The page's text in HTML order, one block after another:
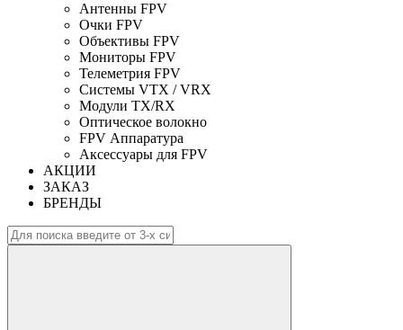
Антенны FPV
Очки FPV
Объективы FPV
Мониторы FPV
Телеметрия FPV
Системы VTX / VRX
Модули TX/RX
Оптическое волокно
FPV Аппаратура
Аксессуары для FPV
АКЦИИ
ЗАКАЗ
БРЕНДЫ